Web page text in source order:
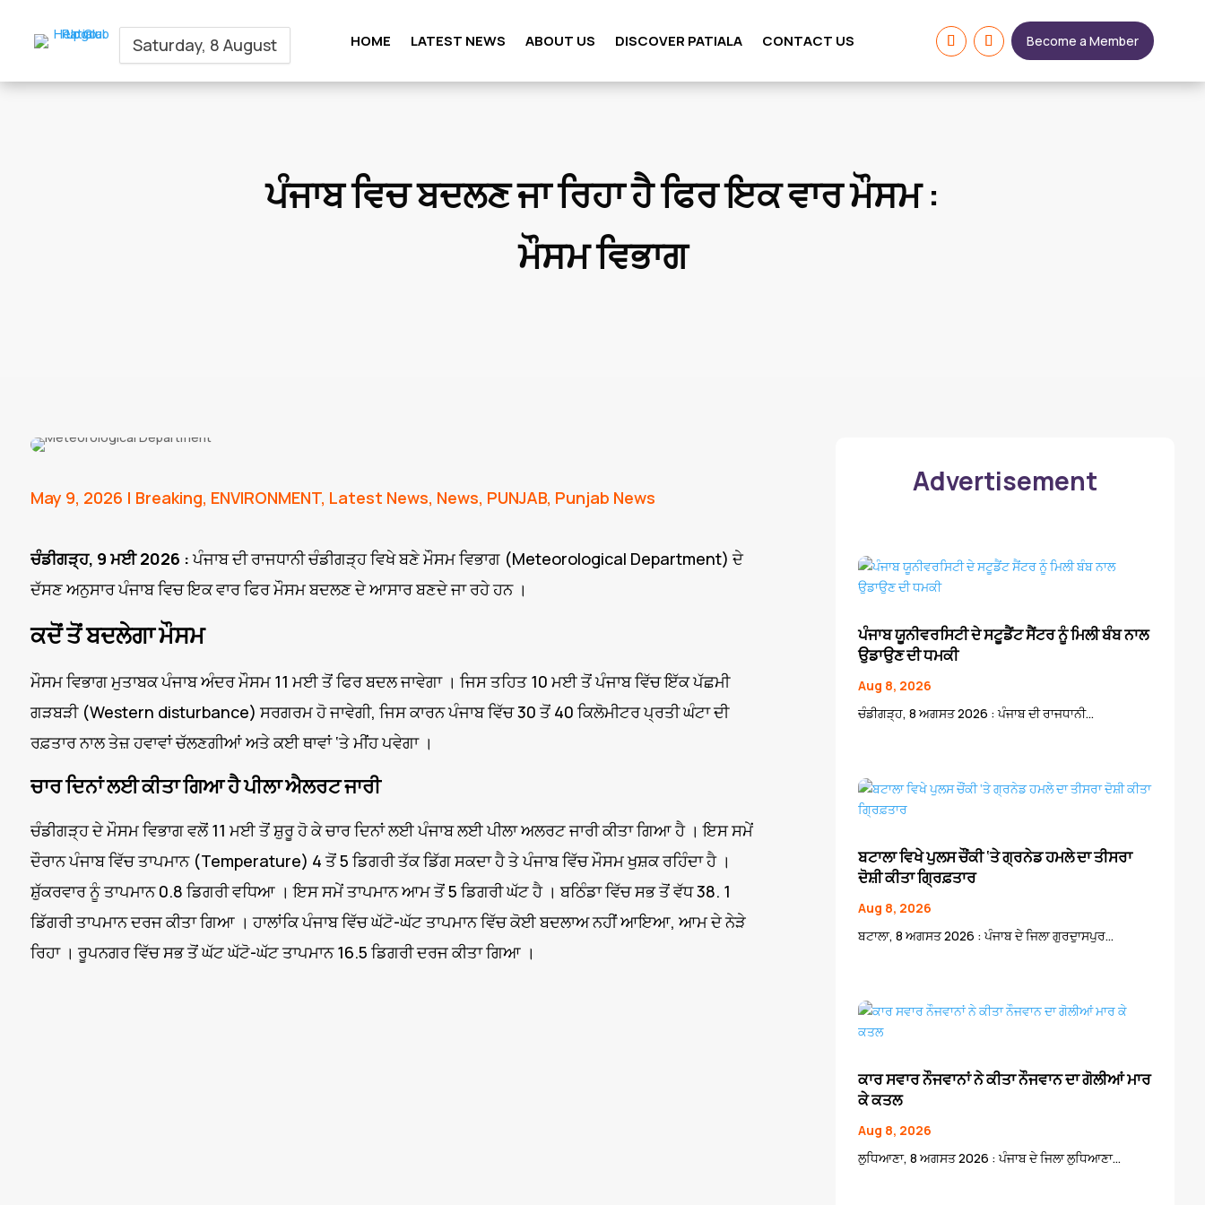
Saturday, 8 August HOME LATEST NEWS ABOUT US DISCOVER PATIALA CONTACT US Become a Member
ਪੰਜਾਬ ਵਿਚ ਬਦਲਣ ਜਾ ਰਿਹਾ ਹੈ ਫਿਰ ਇਕ ਵਾਰ ਮੌਸਮ :
ਮੌਸਮ ਵਿਭਾਗ
May 9, 2026 | Breaking, ENVIRONMENT, Latest News, News, PUNJAB, Punjab News
ਚੰਡੀਗੜ੍ਹ, 9 ਮਈ 2026 :ਪੰਜਾਬ ਦੀ ਰਾਜਧਾਨੀ ਚੰਡੀਗੜ੍ਹ ਵਿਖੇ ਬਣੇ ਮੌਸਮ ਵਿਭਾਗ (Meteorological Department) ਦੇ
ਦੱਸਣ ਅਨੁਸਾਰ ਪੰਜਾਬ ਵਿਚ ਇਕ ਵਾਰ ਫਿਰ ਮੌਸਮ ਬਦਲਣ ਦੇ ਆਸਾਰ ਬਣਦੇ ਜਾ ਰਹੇ ਹਨ ।
ਕਦੋਂ ਤੋਂ ਬਦਲੇਗਾ ਮੌਸਮ
ਮੌਸਮ ਵਿਭਾਗ ਮੁਤਾਬਕ ਪੰਜਾਬ ਅੰਦਰ ਮੌਸਮ 11 ਮਈ ਤੋਂ ਫਿਰ ਬਦਲ ਜਾਵੇਗਾ । ਜਿਸ ਤਹਿਤ 10 ਮਈ ਤੋਂ ਪੰਜਾਬ ਵਿੱਚ ਇੱਕ ਪੱਛਮੀ
ਗੜਬੜੀ (Western disturbance) ਸਰਗਰਮ ਹੋ ਜਾਵੇਗੀ, ਜਿਸ ਕਾਰਨ ਪੰਜਾਬ ਵਿੱਚ 30 ਤੋਂ 40 ਕਿਲੋਮੀਟਰ ਪ੍ਰਤੀ ਘੰਟਾ ਦੀ
ਰਫ਼ਤਾਰ ਨਾਲ ਤੇਜ਼ ਹਵਾਵਾਂ ਚੱਲਣਗੀਆਂ ਅਤੇ ਕਈ ਥਾਵਾਂ ‘ਤੇ ਮੀਂਹ ਪਵੇਗਾ ।
ਚਾਰ ਦਿਨਾਂ ਲਈ ਕੀਤਾ ਗਿਆ ਹੈ ਪੀਲਾ ਐਲਰਟ ਜਾਰੀ
ਚੰਡੀਗੜ੍ਹ ਦੇ ਮੌਸਮ ਵਿਭਾਗ ਵਲੋਂ 11 ਮਈ ਤੋਂ ਸ਼ੁਰੂ ਹੋ ਕੇ ਚਾਰ ਦਿਨਾਂ ਲਈ ਪੰਜਾਬ ਲਈ ਪੀਲਾ ਅਲਰਟ ਜਾਰੀ ਕੀਤਾ ਗਿਆ ਹੈ । ਇਸ ਸਮੇਂ
ਦੌਰਾਨ ਪੰਜਾਬ ਵਿੱਚ ਤਾਪਮਾਨ (Temperature) 4 ਤੋਂ 5 ਡਿਗਰੀ ਤੱਕ ਡਿੱਗ ਸਕਦਾ ਹੈ ਤੇ ਪੰਜਾਬ ਵਿੱਚ ਮੌਸਮ ਖੁਸ਼ਕ ਰਹਿੰਦਾ ਹੈ ।
ਸ਼ੁੱਕਰਵਾਰ ਨੂੰ ਤਾਪਮਾਨ 0.8 ਡਿਗਰੀ ਵਧਿਆ । ਇਸ ਸਮੇਂ ਤਾਪਮਾਨ ਆਮ ਤੋਂ 5 ਡਿਗਰੀ ਘੱਟ ਹੈ । ਬਠਿੰਡਾ ਵਿੱਚ ਸਭ ਤੋਂ ਵੱਧ 38. 1
ਡਿੱਗਰੀ ਤਾਪਮਾਨ ਦਰਜ ਕੀਤਾ ਗਿਆ । ਹਾਲਾਂਕਿ ਪੰਜਾਬ ਵਿੱਚ ਘੱਟੋ-ਘੱਟ ਤਾਪਮਾਨ ਵਿੱਚ ਕੋਈ ਬਦਲਾਅ ਨਹੀਂ ਆਇਆ, ਆਮ ਦੇ ਨੇੜੇ
ਰਿਹਾ । ਰੂਪਨਗਰ ਵਿੱਚ ਸਭ ਤੋਂ ਘੱਟ ਘੱਟੋ-ਘੱਟ ਤਾਪਮਾਨ 16.5 ਡਿਗਰੀ ਦਰਜ ਕੀਤਾ ਗਿਆ ।
Advertisement
ਪੰਜਾਬ ਯੂਨੀਵਰਸਿਟੀ ਦੇ ਸਟੂਡੈਂਟ ਸੈਂਟਰ ਨੂੰ ਮਿਲੀ ਬੰਬ ਨਾਲ
ਉਡਾਉਣ ਦੀ ਧਮਕੀ
Aug 8, 2026
ਚੰਡੀਗੜ੍ਹ, 8 ਅਗਸਤ 2026 : ਪੰਜਾਬ ਦੀ ਰਾਜਧਾਨੀ...
ਬਟਾਲਾ ਵਿਖੇ ਪੁਲਸ ਚੌਂਕੀ ‘ਤੇ ਗ੍ਰਨੇਡ ਹਮਲੇ ਦਾ ਤੀਸਰਾ
ਦੋਸ਼ੀ ਕੀਤਾ ਗ੍ਰਿਫ਼ਤਾਰ
Aug 8, 2026
ਬਟਾਲਾ, 8 ਅਗਸਤ 2026 : ਪੰਜਾਬ ਦੇ ਜਿਲਾ ਗੁਰਦੁਾਸਪੁਰ...
ਕਾਰ ਸਵਾਰ ਨੌਜਵਾਨਾਂ ਨੇ ਕੀਤਾ ਨੌਜਵਾਨ ਦਾ ਗੋਲੀਆਂ ਮਾਰ
ਕੇ ਕਤਲ
Aug 8, 2026
ਲੁਧਿਆਣਾ, 8 ਅਗਸਤ 2026 : ਪੰਜਾਬ ਦੇ ਜਿਲਾ ਲੁਧਿਆਣਾ...